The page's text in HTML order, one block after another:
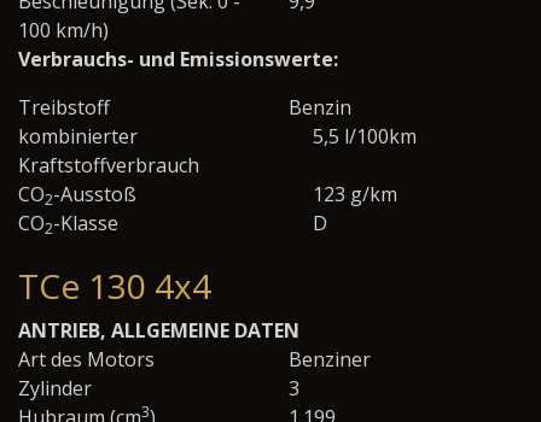
100 km/h)
Verbrauchs- und Emissionswerte:
Treibstoff
Benzin
kombinierter
Kraftstoffverbrauch
5,5 l/100km
CO2-Ausstoß
123 g/km
CO2-Klasse D
TCe 130 4x4
ANTRIEB, ALLGEMEINE DATEN
Art des Motors
Benziner
Zylinder
3
3